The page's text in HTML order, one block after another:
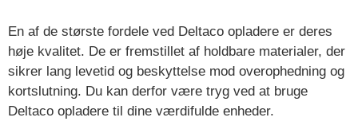
En af de største fordele ved Deltaco opladere er deres
høje kvalitet. De er fremstillet af holdbare materialer, der
sikrer lang levetid og beskyttelse mod overophedning og
kortslutning. Du kan derfor være tryg ved at bruge
Deltaco opladere til dine værdifulde enheder.